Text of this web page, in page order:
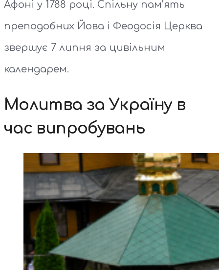
Афоні у 1788 році. Спільну пам’ять
преподобних Йова і Феодосія Церква
звершує 7 липня за цивільним
календарем.
Молитва за Україну в
час випробувань